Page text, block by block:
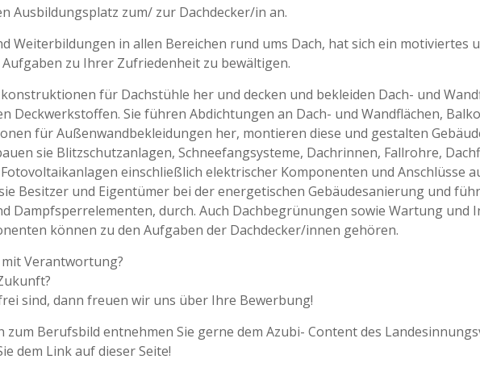
Ausbildungsplatz zum/ zur Dachdecker/in an.
Weiterbildungen in allen Bereichen rund ums Dach, hat sich ein motiviertes
zu Ihrer Zufriedenheit zu bewältigen.
für Dachstühle her und decken und bekleiden Dach- und
Deckwerkstoffen. Sie führen Abdichtungen an Dach- und Wandflächen,
für Außenwandbekleidungen her, montieren diese und gestalten
sie Blitzschutzanlagen, Schneefangsysteme, Dachrinnen, Fallrohre,
einschließlich elektrischer Komponenten und Anschlüsse
Besitzer und Eigentümer bei der energetischen Gebäudesanierung und
Dampfsperrelementen, durch. Auch Dachbegrünungen sowie Wartung und
können zu den Aufgaben der Dachdecker/innen gehören.
Verantwortung?
sind, dann freuen wir uns über Ihre Bewerbung!
Berufsbild entnehmen Sie gerne dem Azubi- Content des
dem Link auf dieser Seite!